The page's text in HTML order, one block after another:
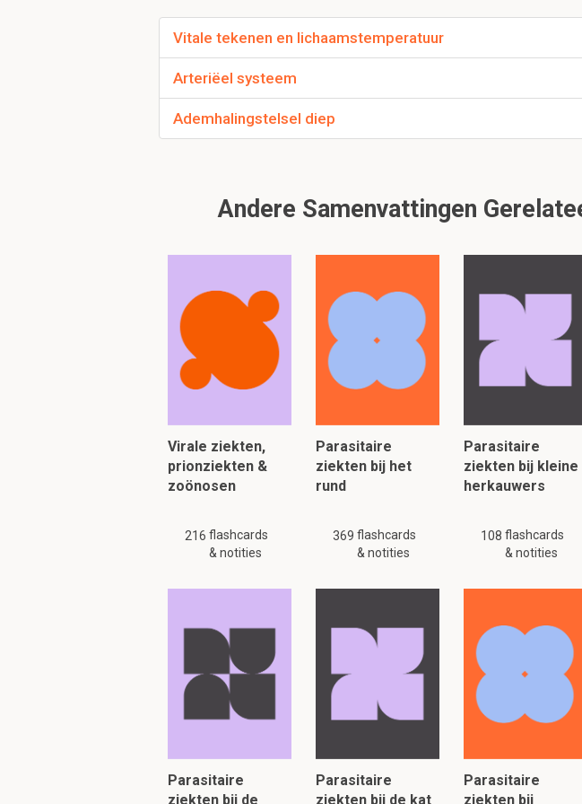
Wat kunnen de oorzaken van bradycardie?
- letsels ter hoogte van de sinus/ AV knoop
- hypoglycemie
- prikkeling cardioinhibitoren centrum
Wat kunnen de oorzaken zijn van
- stress
- pijn
- bloeddrukdaling
- koorts
- hypothermie
- hypoxie-hypercapnee
- atropine, adrenaline
- ionaire stoornis
Wat kan de etiologie zijn van hyperemie?
- zonnebrand, medicatie
Welke infectie kan bij runderen zorgen voor
Vitale tekenen en lichaamstemperatuur
Arteriëel systeem
Ademhalingstelsel diep
Andere Samenvattingen
Virale ziekten,
prionziekten &
zoönosen
216 flashcards
& notities
Parasitaire
ziekten bij het
rund
369 flashcards
& notities
Parasitaire
ziekten bij kleine
herkauwers
108 flashcards
& notities
Parasitaire
ziekten bij de
Parasitaire
ziekten bij de kat
Parasitaire
ziekten bij